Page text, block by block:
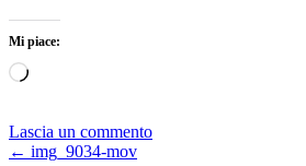
Mi piace:
Caricamento
Lascia un commento
Navigazione
← img_9034-mov